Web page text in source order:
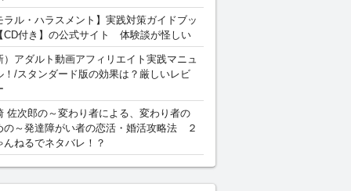
ラル・ハラスメント】実践対策ガイドブッ
CD付き】の公式サイト 体験談が怪しい
）アダルト動画アフィリエイト実践マニュ
！/スタンダード版の効果は？厳しいレビ
佐次郎の～変わり者による、変わり者の
の～発達障がい者の恋活・婚活攻略法 ２
んねるでネタバレ！？